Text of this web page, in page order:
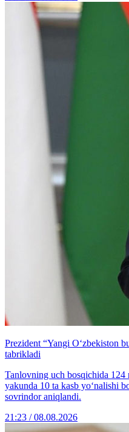
Prezident “Yangi O‘zbekiston
tabrikladi
Tanlovning uch bosqichida
yakunda 10 ta kasb yo‘nalishi
sovrindor aniqlandi.
21:23 / 08.08.2026